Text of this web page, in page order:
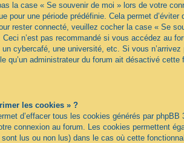
la case « Se souvenir de moi » lors de votre
pour une période prédéfinie. Cela permet
rester connecté, veuillez cocher la case « Se
n’est pas recommandé si vous accédez au
cybercafé, une université, etc. Si vous
qu’un administrateur du forum ait désactivé cette
les cookies » ?
d’effacer tous les cookies générés par phpBB
connexion au forum. Les cookies permettent
sont lus ou non lus) dans le cas où cette